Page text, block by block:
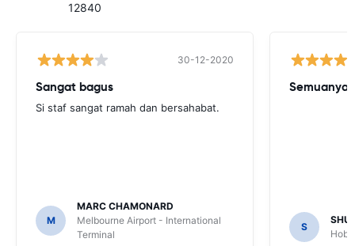
12840
30-12-2020
Sangat bagus
Si staf sangat ramah dan bersahabat.
M
MARC CHAMONARD
Melbourne Airport - International
Terminal
Semuanya
S